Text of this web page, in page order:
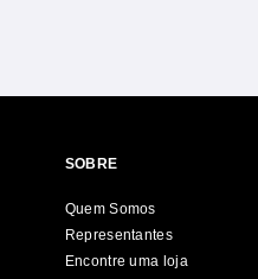
SOBRE
Quem Somos
Representantes
Encontre uma loja